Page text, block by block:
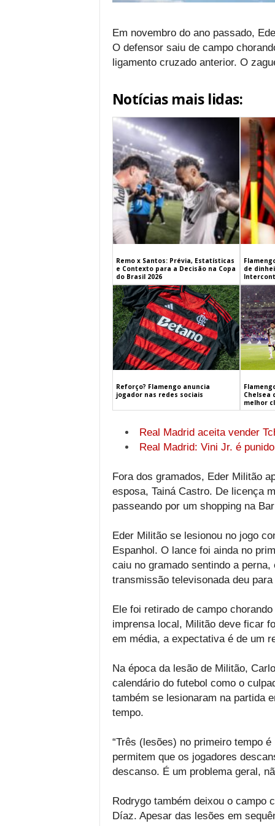
Em novembro do ano passado,
O defensor saiu de campo
ligamento cruzado anterior. O
Notícias mais lidas:
Remo x Santos: Prévia, Estatísticas
e Contexto para a Decisão na Copa
do Brasil 2026
de
Reforço? Flamengo anuncia
jogador nas redes sociais
Chelsea
melhor
Real Madrid aceita vender
Real Madrid: Vini Jr. é
Fora dos gramados, Eder Militão
esposa, Tainá Castro. De licença
passeando por um shopping na
Eder Militão se lesionou no jogo
Espanhol. O lance foi ainda no
caiu no gramado sentindo a
transmissão televisonada deu para
Ele foi retirado de campo
imprensa local, Militão deve ficar
em média, a expectativa é de um
Na época da lesão de Militão,
calendário do futebol como o
também se lesionaram na partida
tempo.
“Três (lesões) no primeiro tempo
permitem que os jogadores
descanso. É um problema geral,
Rodrygo também deixou o campo
Díaz. Apesar das lesões em